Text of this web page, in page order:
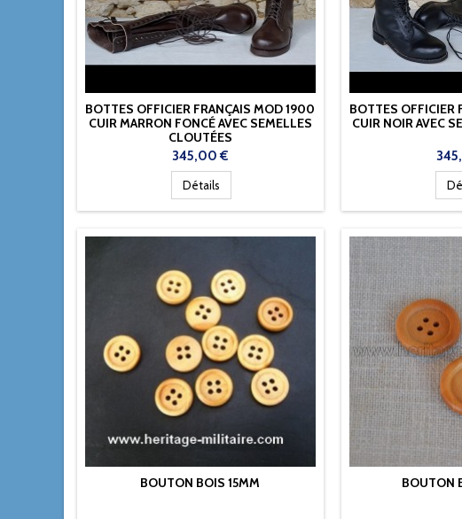
BOTTES OFFICIER FRANÇAIS MOD 1900
CUIR MARRON FONCÉ AVEC SEMELLES
CLOUTÉES
Prix
345,00 €
Détails
BOTTES OFFICIER
CUIR NOIR AVEC
Prix
BOUTON BOIS 15MM BOUTON